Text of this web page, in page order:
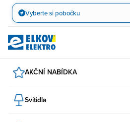
Přejít
obsah
Vyberte si pobočku
AKČNÍ NABÍDKA
Svítidla